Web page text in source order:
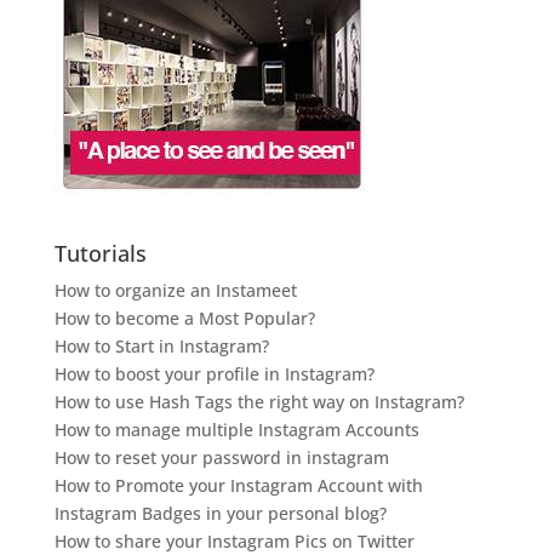
Tutorials
How to organize an Instameet
How to become a Most Popular?
How to Start in Instagram?
How to boost your profile in Instagram?
How to use Hash Tags the right way on Instagram?
How to manage multiple Instagram Accounts
How to reset your password in instagram
How to Promote your Instagram Account with
Instagram Badges in your personal blog?
How to share your Instagram Pics on Twitter